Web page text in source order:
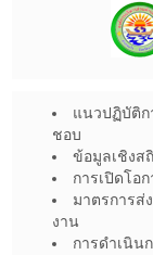
แนวปฏิบัติก
ชอบ
ข้อมูลเชิงส
การเปิดโอ
มาตรการส่
งาน
การดำเนิน